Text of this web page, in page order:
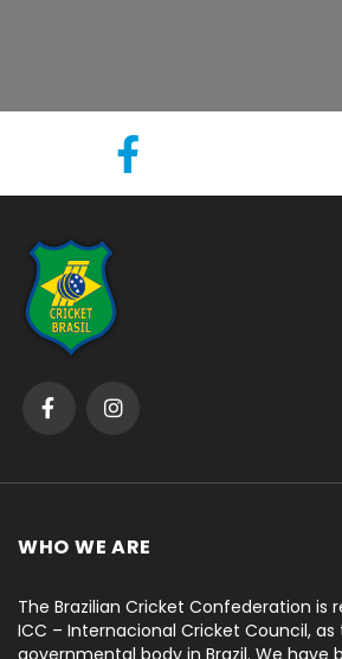
WHO WE ARE
The Brazilian Cricket Confederation is
ICC – Internacional Cricket Council,